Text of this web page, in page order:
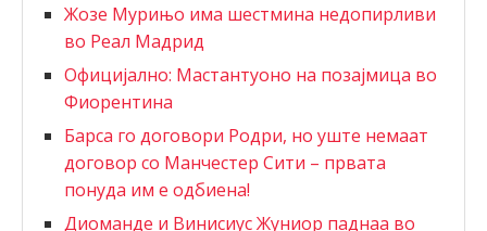
Жозе Мурињо има шестмина недопирливи
во Реал Мадрид
Официјално: Мастантуоно на позајмица во
Фиорентина
Барса го договори Родри, но уште немаат
договор со Манчестер Сити – првата
понуда им е одбиена!
Диоманде и Винисиус Жуниор паднаа во